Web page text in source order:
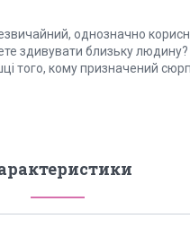
однозначно
здивувати близьку
того, кому призначений